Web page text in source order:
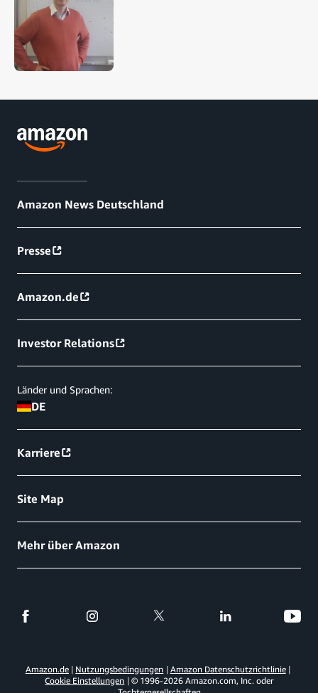
Amazon News Deutschland
Presse
Amazon.de
Investor Relations
Länder und Sprachen:
DE
Karriere
Site Map
Mehr über Amazon
Amazon.de Nutzungsbedingungen
Amazon Datenschutzrichtlinie
Cookie Einstellungen
© 1996-2026 Amazon.com, Inc. oder